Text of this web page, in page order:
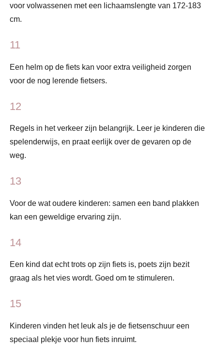
voor volwassenen met een lichaamslengte van 172-183
cm.
11
Een helm op de fiets kan voor extra veiligheid zorgen
voor de nog lerende fietsers.
12
Regels in het verkeer zijn belangrijk. Leer je kinderen die
spelenderwijs, en praat eerlijk over de gevaren op de
weg.
13
Voor de wat oudere kinderen: samen een band plakken
kan een geweldige ervaring zijn.
14
Een kind dat echt trots op zijn fiets is, poets zijn bezit
graag als het vies wordt. Goed om te stimuleren.
15
Kinderen vinden het leuk als je de fietsenschuur een
speciaal plekje voor hun fiets inruimt.